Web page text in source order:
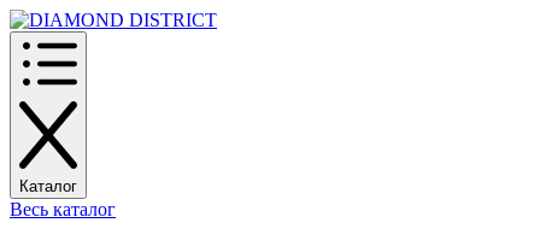
Каталог
Весь каталог